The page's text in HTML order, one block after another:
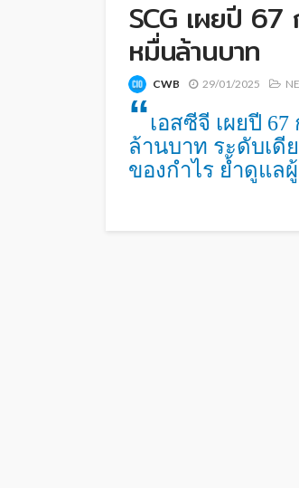
SCG เผยปี 67
หมื่นล้านบาท
CWB 29/01/2025
“เอสซีจี เผยปี
ล้านบาท ระดับเดี
ของกำไร ย้ำดูแล